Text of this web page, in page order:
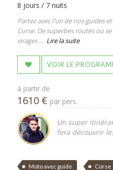
8 jours / 7 nuits
Partez avec l'un de nos guides
Corse. De superbes routes où
virages ... Lire la suite
VOIR LE
à partir de
1610 € par pers.
Un super
fera découvrir
Moto avec guide Corse